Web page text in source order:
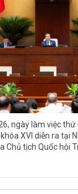
ngày làm việc thứ
XVI diễn ra tại
Chủ tịch Quốc hội